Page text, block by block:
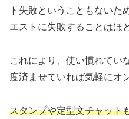
ト失敗ということもないた
エストに失敗することはほ
これにより、使い慣れてい
度済ませていれば気軽にオ
スタンプや定型文チャット